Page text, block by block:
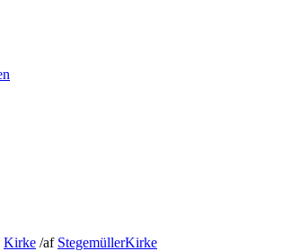
Kirke /af StegemüllerKirke